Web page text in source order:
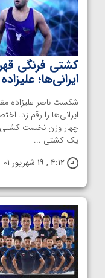
کشتی فرنگی
ایرانی‌ها؛
شکست ناصر علیزاده
ایرانی‌ها را رقم زد.
چهار وزن نخست کشتی
یک کشتی ...
4:12 , 19 شهریور 01